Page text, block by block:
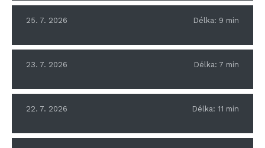
25. 7. 2026 Délka: 9 min
23. 7. 2026 Délka: 7 min
22. 7. 2026 Délka: 11 min